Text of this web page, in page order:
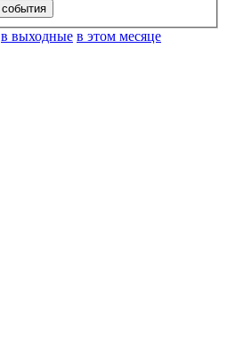
в выходные в этом месяце